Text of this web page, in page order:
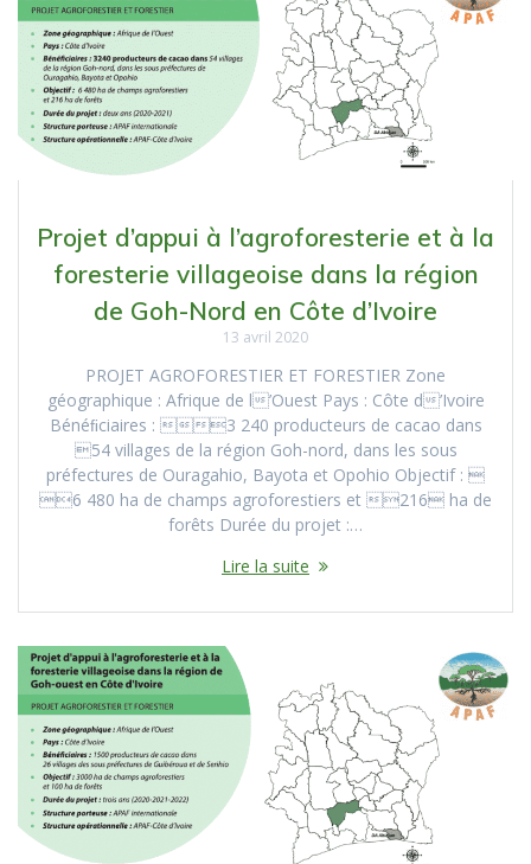
Projet d’appui à l’agroforesterie et à la
foresterie villageoise dans la région
de Goh-Nord en Côte d’Ivoire
13 avril 2020
PROJET AGROFORESTIER ET FORESTIER Zone
géographique : Afrique de l’Ouest Pays : Côte d’Ivoire
Bénéﬁciaires : 3 240 producteurs de cacao dans
54 villages de la région Goh-nord, dans les sous
préfectures de Ouragahio, Bayota et Opohio Objectif : 
6 480 ha de champs agroforestiers et 216 ha de
forêts Durée du projet :…
Lire la suite